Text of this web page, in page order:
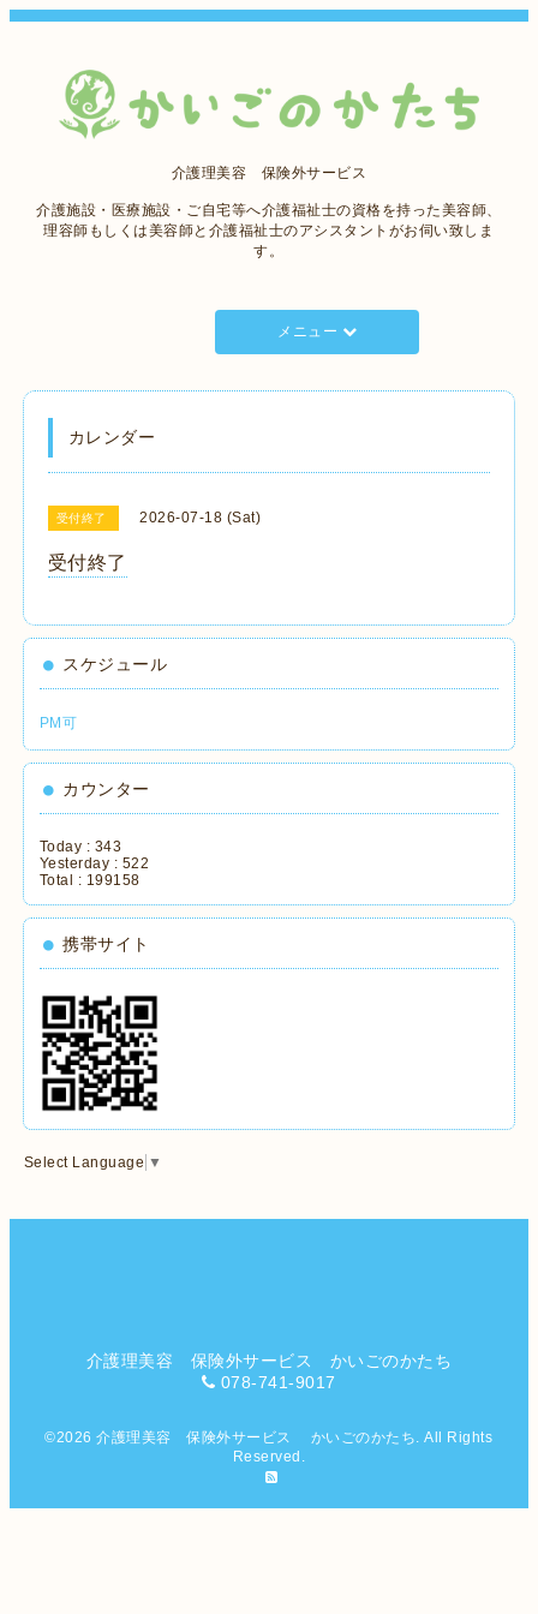
介護理美容 保険外サービス
介護施設・医療施設・ご自宅等へ介護福祉士の資格を持った美容師、
理容師もしくは美容師と介護福祉士のアシスタントがお伺い致しま
す。
メニュー
カレンダー
受付終了 2026-07-18 (Sat)
受付終了
スケジュール
PM可
カウンター
Today : 343
Yesterday : 522
Total : 199158
携帯サイト
Select Language ▼
介護理美容 保険外サービス かいごのかたち
078-741-9017
©2026介護理美容 保険外サービス かいごのかたち . All Rights
Reserved.